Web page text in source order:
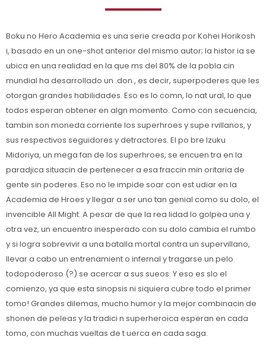
Boku no Hero Academia es una serie creada por Kohei Horikosh
i, basado en un one-shot anterior del mismo autor; la histor ia se
ubica en una realidad en la que ms del 80% de la pobla cin
mundial ha desarrollado un .don., es decir, superpoderes que les
otorgan grandes habilidades. Eso es lo comn, lo nat ural, lo que
todos esperan obtener en algn momento. Como con secuencia,
tambin son moneda corriente los superhroes y supe rvillanos, y
sus respectivos seguidores y detractores. El po bre Izuku
Midoriya, un mega fan de los superhroes, se encuen tra en la
paradjica situacin de pertenecer a esa fraccin min oritaria de
gente sin poderes. Eso no le impide soar con est udiar en la
Academia de Hroes y llegar a ser uno tan genial como su dolo, el
invencible All Might. A pesar de que la rea lidad lo golpea una y
otra vez, un encuentro inesperado con su dolo cambia el rumbo
y si logra sobrevivir a una batalla mortal contra un supervillano,
llevar a cabo un entrenamient o infernal y tragarse un pelo
todopoderoso (?) se acercar a sus sueos. Y eso es slo el
comienzo, ya que esta sinopsis ni siquiera cubre todo el primer
tomo! Grandes dilemas, mucho humor y la mejor combinacin de
shonen de peleas y la tradici n superheroica esperan en cada
tomo, con muchas vueltas de t uerca en cada saga.